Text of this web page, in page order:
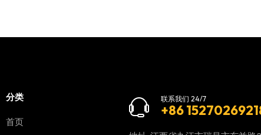
分类
首页
联系我们 24/7
+86